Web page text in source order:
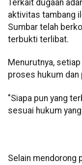
Terkait dugaan
aktivitas tambang
Sumbar telah
terbukti terlibat.
Menurutnya,
proses hukum dan
"Siapa pun yang
sesuai hukum
Selain mendorong